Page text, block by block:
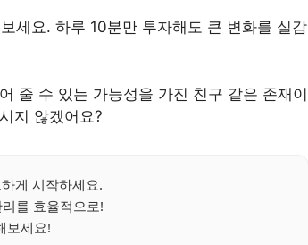
세요. 하루 10분만 투자해도 큰 변화를 실감
줄 수 있는 가능성을 가진 친구 같은 존재이
지 않겠어요?
게 시작하세요.
를 효율적으로!
보세요!